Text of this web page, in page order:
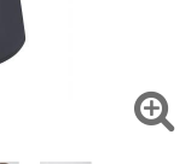
votre besoin
